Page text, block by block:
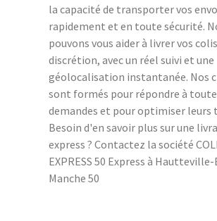
la capacité de transporter vos
rapidement et en toute sécurité.
pouvons vous aider à livrer vos
discrétion, avec un réel suivi et une
géolocalisation instantanée. Nos
sont formés pour répondre à
demandes et pour optimiser leurs
Besoin d'en savoir plus sur une
express ? Contactez la société
EXPRESS 50 Express à
Manche 50